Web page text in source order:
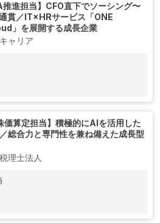
推進担当】CFO直下でソーシング〜
貫／IT×HRサービス「ONE
」を展開する成長企業
ャリア
価算定担当】積極的にAIを活用した
総合力と専門性を兼ね備えた成長型
理士法人